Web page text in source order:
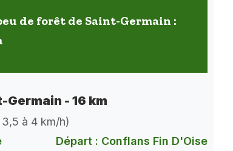
de forêt de Saint-Germain :
Germain - 16 km
à 4 km/h)
Départ : Conflans Fin D'Oise